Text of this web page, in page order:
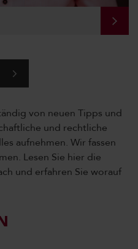
von neuen Tipps und
und rechtliche
aufnehmen. Wir fassen
Lesen Sie hier die
und erfahren Sie worauf